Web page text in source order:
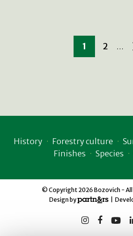
1 2 …
History Forestry culture
Finishes
Species
© Copyright 2026 Bozovich -
Design by
|